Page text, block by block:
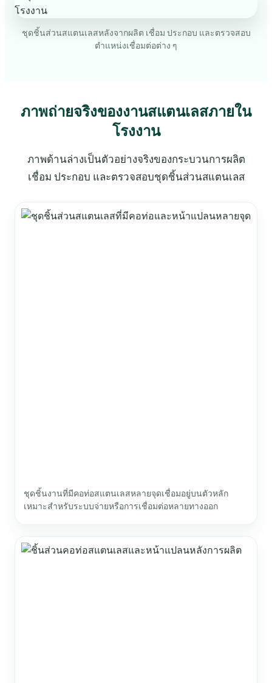
ชุดชิ้นส่วนสแตนเลสหลังจากผลิต เชื่อม ประกอบ และตรวจสอบ
ตำแหน่งเชื่อมต่อต่าง ๆ
ภาพถ่ายจริงของงานสแตนเลสภายใน
โรงงาน
ภาพด้านล่างเป็นตัวอย่างจริงของกระบวนการผลิต
เชื่อม ประกอบ และตรวจสอบชุดชิ้นส่วนสแตนเลส
ชุดชิ้นงานที่มีคอท่อสแตนเลสหลายจุดเชื่อมอยู่บนตัวหลัก
เหมาะสำหรับระบบจ่ายหรือการเชื่อมต่อหลายทางออก